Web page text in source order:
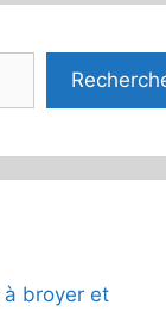
broyer et